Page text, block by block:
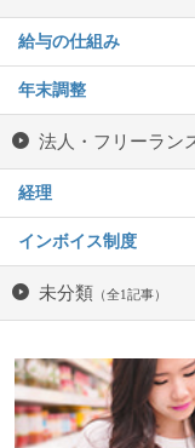
給与の仕組み
年末調整
法人・フリーラン
経理
インボイス制度
未分類 （全1記事）